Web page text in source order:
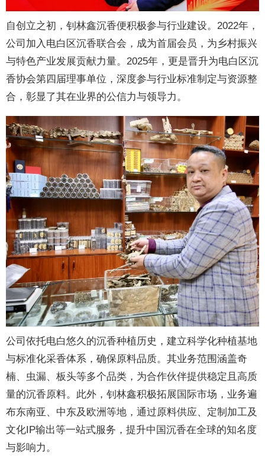
自创立之初，钊林鑫沉香便积极参与行业建设。2022年，
公司加入电白区沉香联合会，成为首届会员，为乡村振兴
与特色产业发展贡献力量。2025年，更是晋升为电白区沉
香协会第四届理事单位，深度参与行业标准制定与资源整
合，彰显了其在业界的公信力与领导力。
公司依托电白悠久的沉香种植历史，建立科学化种植基地
与标准化采香体系，确保原料品质。其业务范围涵盖奇
楠、虫漏、板头等多个品类，为合作伙伴提供稳定且高质
量的沉香原料。此外，钊林鑫积极拓展国际市场，业务遍
布东南亚、中东及欧洲等地，通过原料供应、定制加工及
文化IP输出等一站式服务，提升中国沉香在全球的知名度
与影响力。